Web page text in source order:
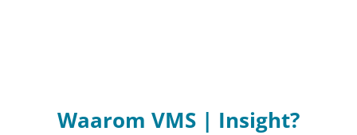
Waarom VMS | Insight?